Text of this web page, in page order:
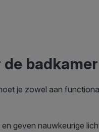
de badkamer
je zowel aan
geven nauwkeurige